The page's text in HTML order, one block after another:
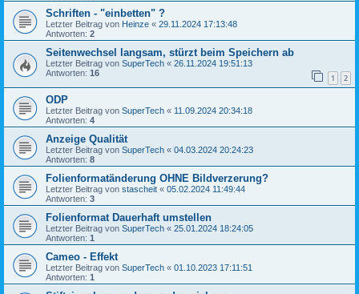
Schriften - "einbetten" ?
Letzter Beitrag von Heinze « 29.11.2024 17:13:48
Antworten: 2
Seitenwechsel langsam, stürzt beim Speichern ab
Letzter Beitrag von SuperTech « 26.11.2024 19:51:13
Antworten: 16 1 2
ODP
Letzter Beitrag von SuperTech « 11.09.2024 20:34:18
Antworten: 4
Anzeige Qualität
Letzter Beitrag von SuperTech « 04.03.2024 20:24:23
Antworten: 8
Folienformatänderung OHNE Bildverzerung?
Letzter Beitrag von stascheit « 05.02.2024 11:49:44
Antworten: 3
Folienformat Dauerhaft umstellen
Letzter Beitrag von SuperTech « 25.01.2024 18:24:05
Antworten: 1
Cameo - Effekt
Letzter Beitrag von SuperTech « 01.10.2023 17:11:51
Antworten: 1